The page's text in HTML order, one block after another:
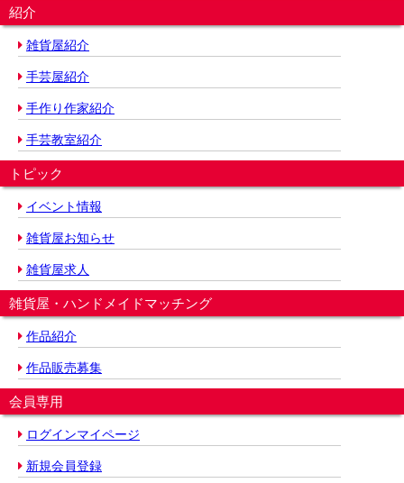
紹介
雑貨屋紹介
手芸屋紹介
手作り作家紹介
手芸教室紹介
トピック
イベント情報
雑貨屋お知らせ
雑貨屋求人
雑貨屋・ハンドメイドマッチング
作品紹介
作品販売募集
会員専用
ログインマイページ
新規会員登録